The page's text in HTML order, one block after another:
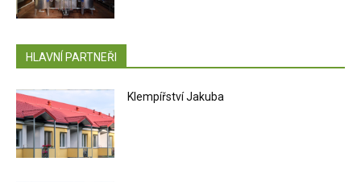
HLAVNÍ PARTNEŘI
Klempířství Jakuba